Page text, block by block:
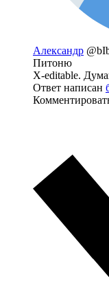
Александр
Питоню
X-editable.
Ответ написан